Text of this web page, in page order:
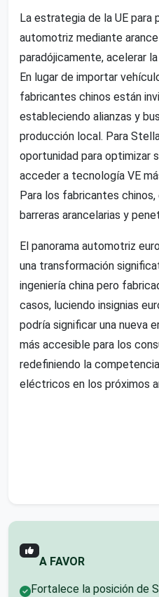
La estrategia de la UE para
automotriz mediante
paradójicamente, acelerar
En lugar de importar
fabricantes chinos están
estableciendo alianzas y
producción local. Para
oportunidad para optimizar
acceder a tecnología VE
Para los fabricantes chinos,
barreras arancelarias y
El panorama automotriz
una transformación
ingeniería china pero
casos, luciendo insignias
podría significar una nueva
más accesible para los
redefiniendo la
eléctricos en los próximos
A FAVOR
Fortalece la posición de